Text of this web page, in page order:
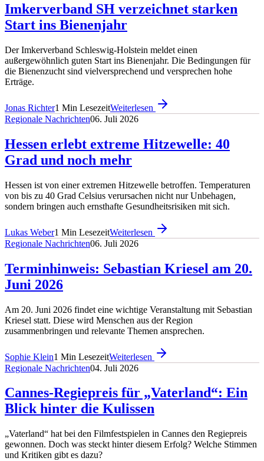
Imkerverband SH verzeichnet starken
Start ins Bienenjahr
Der Imkerverband Schleswig-Holstein meldet einen
außergewöhnlich guten Start ins Bienenjahr. Die Bedingungen für
die Bienenzucht sind vielversprechend und versprechen hohe
Erträge.
Jonas Richter1 Min LesezeitWeiterlesen
Regionale Nachrichten06. Juli 2026
Hessen erlebt extreme Hitzewelle: 40
Grad und noch mehr
Hessen ist von einer extremen Hitzewelle betroffen. Temperaturen
von bis zu 40 Grad Celsius verursachen nicht nur Unbehagen,
sondern bringen auch ernsthafte Gesundheitsrisiken mit sich.
Lukas Weber1 Min LesezeitWeiterlesen
Regionale Nachrichten06. Juli 2026
Terminhinweis: Sebastian Kriesel am 20.
Juni 2026
Am 20. Juni 2026 findet eine wichtige Veranstaltung mit Sebastian
Kriesel statt. Diese wird Menschen aus der Region
zusammenbringen und relevante Themen ansprechen.
Sophie Klein1 Min LesezeitWeiterlesen
Regionale Nachrichten04. Juli 2026
Cannes-Regiepreis für „Vaterland“: Ein
Blick hinter die Kulissen
„Vaterland“ hat bei den Filmfestspielen in Cannes den Regiepreis
gewonnen. Doch was steckt hinter diesem Erfolg? Welche Stimmen
und Kritiken gibt es dazu?